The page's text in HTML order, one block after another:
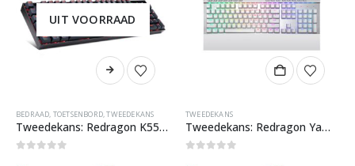
UIT VOORRAAD
BEDRAAD, TOETSENBORD,TWEEDEKANS
Tweedekans: Redragon K551 Mitra Gaming Toetsenbord
TWEEDEKANS
Tweedekans: Redragon Yama Wit Gaming Toetsenbord